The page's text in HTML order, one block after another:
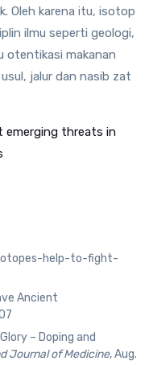
Oleh karena itu, isotop
ilmu seperti geologi,
otentikasi makanan
jalur dan nasib zat
emerging threats in
help-to-fight-
Ancient
– Doping and
Journal of Medicine, Aug.